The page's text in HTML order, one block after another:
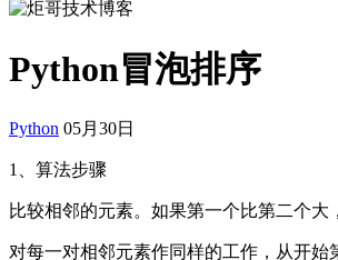
Python冒泡排序
Python 05月30日
1、算法步骤
比较相邻的元素。如果第一个比第二个大
对每一对相邻元素作同样的工作，从开始